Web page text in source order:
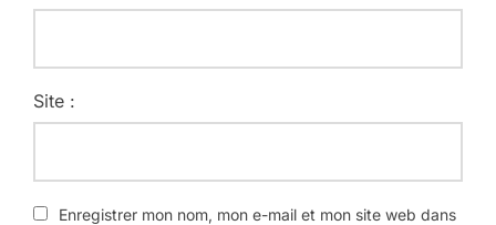
Site :
Enregistrer mon nom, mon e-mail et mon site web dans